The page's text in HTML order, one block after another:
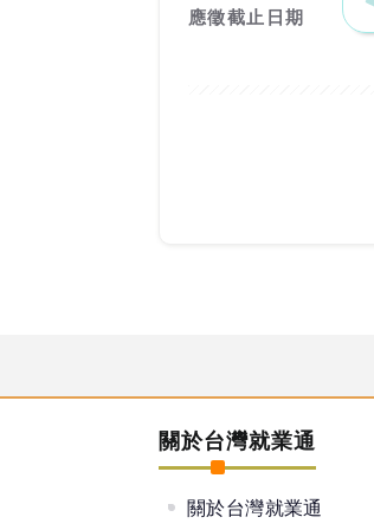
應徵截止日期
關於台灣就業通
關於台灣就業通